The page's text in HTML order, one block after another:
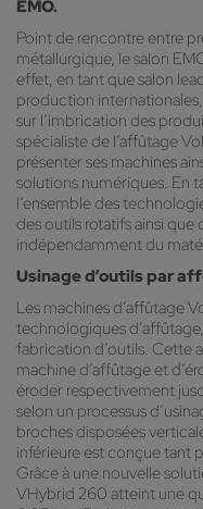
EMO.
Point de rencontre entre
métallurgique, le salon
effet, en tant que salon
production
sur l’imbrication des
spécialiste de l’affûtage
présenter ses machines
solutions numériques. En
l’ensemble des
des outils rotatifs ainsi que
indépendamment du
Usinage d’outils par
Les machines d’affûtage
technologiques
fabrication d’outils. Cette
machine d’affûtage et
éroder respectivement
selon un processus
broches disposées
inférieure est conçue tant
Grâce à une nouvelle
VHybrid 260 atteint une